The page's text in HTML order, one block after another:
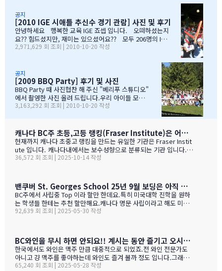
들은 댓글로 남겨주시면, 카톡 혹은 메일로 보내드리겠습니다. 감
사합니다.…
선택이였는데......추천 받은 세 군 데 중에서 선택한 IGE.....서비스
마인드가 확실하고 고객을 끝까지 책임질 줄 아는 회사였습니다.한
국 학생이 적은 웨스트 벤쿠버. 그리고 정 사장님이 추천해주신 caulf
eild.....최고의 선택이였습니다. 아이들은 지난 주 부터 계속 farew
ell party입니다.지난 주에 큰애는 6학년 남자 애들 모두 모여서 이번
에 떠나는 한국 아이 2명을 위한 피자파티에 참석하였고 이번 주는 6
학년 아이들끼리 노벤에 있는 레이저텍에서 번개 모임을 하고 놀다가
왔습니다.둘째는 친했던 친구들 집에 초대를 받아서 4명의 친구와 돌
아가면서 sleep over하느라 집에 들어오질 않습니…
공지
[2010 IGE 시애틀 추신수 경기 관람] 사진 및 후기
안녕하세요 행복한 교육 IGE 죠셉 입니다. 오떠하셨는지
요?? 힘드셨지만, 재미는 있으셨어요?? 모두 206명의 IGE
가족분들이 참석하셨으며, 무사히 이벤트 마무리되었습니
습니다. 감사합니다...꾸벅!!! 이른 아침부터 준비하시고,
국경에서 장작 3시간동안 시간이 걸리셨고....오마이갓~!!!
그래두 미국땅은 밟아보았죠~~추신수도 보고~~야구경기도
보고~~~따뜻한 햇빛아래에서 시원한 맥주도....ㅋㅋㅋ ^^
아버님/어머님들의 여유스러운 모습에 저 또한 신나드라고
요~~~응원도 힘차게 하며...단지 추신수 선수가 뒷 돌아보지
않아서 아쉬웠지만...........( 쫌~~ 뒤를 돌아보고 손 한번 흔
떠나면 고생이죠??? ㅋㅋㅋㅋㅋㅋ …
2,971,629 회 조회 | 2010-10-20 작성
공지
[2009 BBQ Party] 후기 및 사진
BBQ Party 때 사진협찬 해 주신 "베리푸 스튜디오"
에서 촬영한 사진 올려 드립니다.우리 아이들 모
습 잘 찾아 보세요..혹시나 빠진 가족이 있더라도 용
3,163,292 회 조회 | 2010-10-20 작성
캐나다 BC주 초등,고등 랭킹(Fraser Institute)은 어떻게 만들어 지나 ?
현재까지 캐나다 초중고 랭킹을 만드는 유일한 기관은 Fraser Instit
ute 입니다. 캐나다내에서는 보수성향으로 분류되는 기관 입니다.
하여간일반적으로 학교 랭킹 하면 학교의 성적 그러니까 표준 시험결
고등학교의 경우 (9개 지표):평균 시험 점수 (Average exam mark)
졸업률 (Diploma completion rate)학생당 이수 과목 수 (Courses
taken per student)진급 지연율 (Delayed advancement rate)
시험 낙제율 (Percentage of exams failed)학교 vs 시험 점수 차
이 (School vs. exam mark difference) 7-9. 성별 격차 지표 3개
36,572 회 조회 | 2025-10-14 작성
밴쿠버 St. Georges School 25년 9월 보딩은 아직 자리가 있다고 하네요.
BC주에서 사립중 Top 이라 할만 한데요.특히 미국대학 진학을 원하
는 학생들 한테는 추천 할만해요.캐나다 명문 사립이라고 해도 미국
대학 진학은 그저그런 학교도 많거던요.이학교가 하여간 학비+보딩
ent TuitionCanadian Students$73,500American / Mexican / or
Non-Resident Canadian Students$84,000International Stude
nts$99,500
92,639 회 조회 | 2025-05-30 작성
BC와인을 무시 하면 안되요!! 계시는 동안 즐기고 오시기를 바랍니다. (밴쿠버에서 소주는 얼마?)
한국에서도 와인은 맥주 만큼 대중적으로 되었죠.전 와인 전문가도
아니고 걍 맥주를 좋아하는데 와인도 즐겨 볼까 정도 입니다.그래도
와인을 이것 저것 10년넘게 먹다 보니 캐나다, 미국 와인이 유럽산 대
65,240 회 조회 | 2025-05-28 작성